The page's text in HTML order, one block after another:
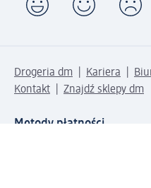
Drogeria dm Kariera
Kontakt
Znajdź sklepy dm
Metody płatności